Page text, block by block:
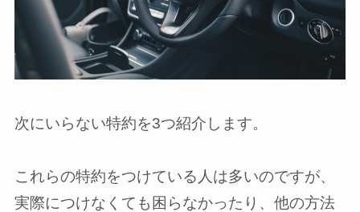
次にいらない特約を3つ紹介します。
これらの特約をつけている人は多いのですが、
実際につけなくても困らなかったり、他の方法